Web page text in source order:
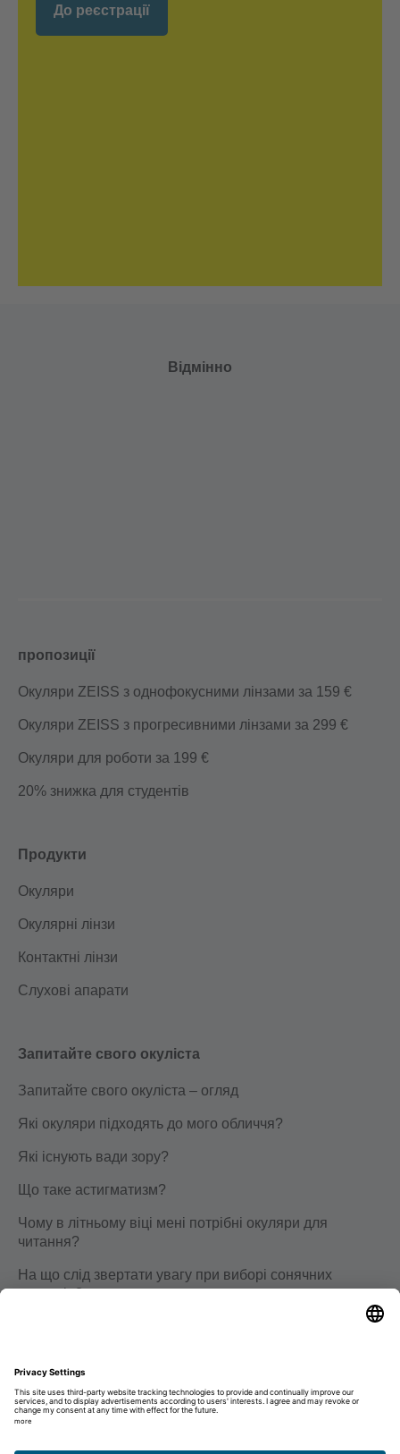
До реєстрації
Відмінно
пропозиції
Окуляри ZEISS з однофокусними лінзами за 159 €
Окуляри ZEISS з прогресивними лінзами за 299 €
Окуляри для роботи за 199 €
20% знижка для студентів
Продукти
Окуляри
Окулярні лінзи
Контактні лінзи
Слухові апарати
Запитайте свого окуліста
Запитайте свого окуліста – огляд
Які окуляри підходять до мого обличчя?
Які існують вади зору?
Що таке астигматизм?
Чому в літньому віці мені потрібні окуляри для
читання?
На що слід звертати увагу при виборі сонячних
окулярів?
Освіта
Кар’єра